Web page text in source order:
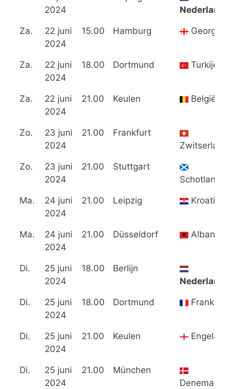
2024
Nederland
Za.
22 juni
2024
15.00 Hamburg Georgië
Za.
22 juni
2024
18.00 Dortmund Turkije
Za.
22 juni
2024
21.00 Keulen België
Zo.
23 juni
2024
21.00
Frankfurt
Zwitserland
Zo.
23 juni
2024
21.00
Stuttgart
Schotland
Ma.
24 juni
2024
21.00 Leipzig Kroatië
Ma.
24 juni
2024
21.00 Düsseldorf Albanië
Di.
25 juni
2024
18.00
Berlijn
Nederland
Di.
25 juni
2024
18.00 Dortmund Frankrijk
Di.
25 juni
2024
21.00 Keulen Engeland
Di.
25 juni
2024
21.00
München